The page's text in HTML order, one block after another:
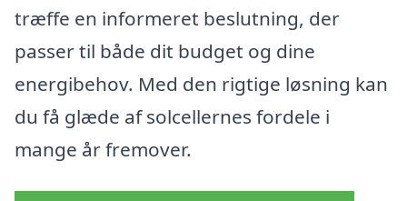
træffe en informeret beslutning, der
passer til både dit budget og dine
energibehov. Med den rigtige løsning kan
du få glæde af solcellernes fordele i
mange år fremover.